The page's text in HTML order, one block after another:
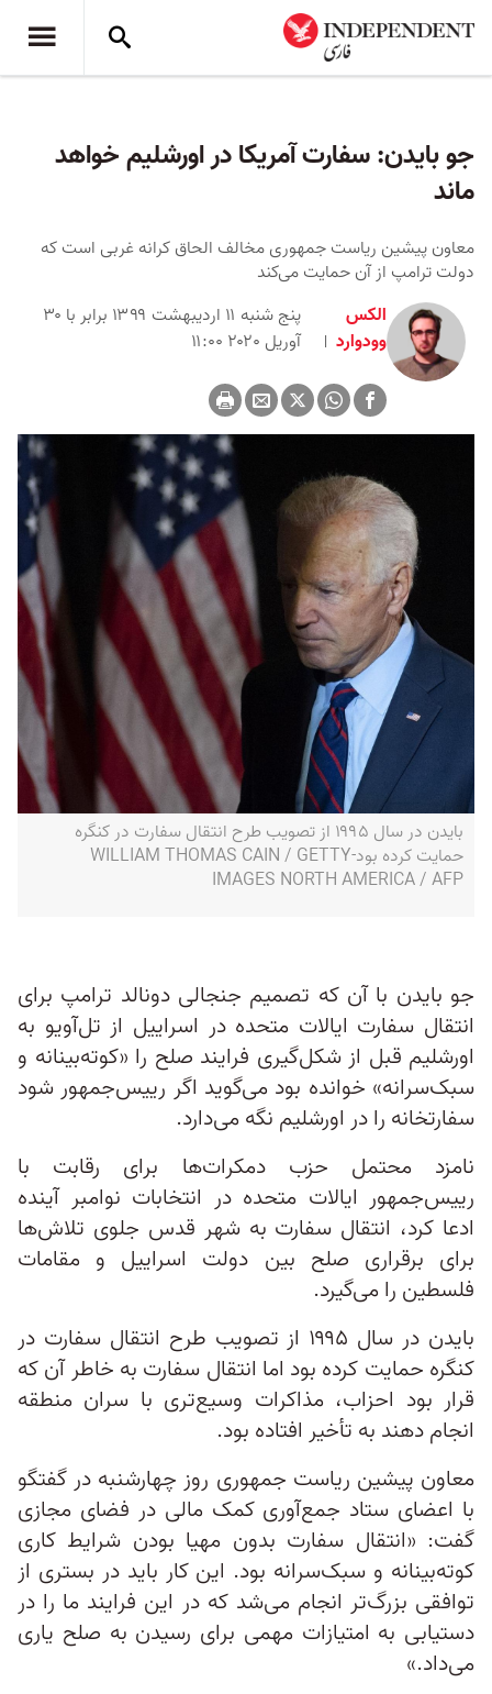
جو بایدن: سفارت آمریکا در اورشلیم خواهد
ماند
معاون پیشین ریاست جمهوری مخالف الحاق کرانه غربی است که
دولت ترامپ از آن حمایت می‌کند
الکس
وودوارد
پنج شنبه ۱۱ اردیبهشت ۱۳۹۹ برابر با ۳۰
آوریل ۲۰۲۰ ۱۱:۰۰
بایدن در سال ۱۹۹۵ از تصویب طرح انتقال سفارت در کنگره
حمایت کرده بود-WILLIAM THOMAS CAIN / GETTY
IMAGES NORTH AMERICA / AFP
جو بایدن با آن که تصمیم جنجالی دونالد ترامپ برای
انتقال سفارت ایالات متحده در اسراییل از تل‌آویو به
اورشلیم قبل از شکل‌گیری فرایند صلح را «کوته‌بینانه و
سبک‌سرانه» خوانده بود می‌گوید اگر رییس‌جمهور شود
سفارتخانه را در اورشلیم نگه می‌دارد.
نامزد محتمل حزب دمکرات‌ها برای رقابت با
رییس‌جمهور ایالات متحده در انتخابات نوامبر آینده
ادعا کرد، انتقال سفارت به شهر قدس جلوی تلاش‌ها
برای برقراری صلح بین دولت اسراییل و مقامات
فلسطین را می‌گیرد.
بایدن در سال ۱۹۹۵ از تصویب طرح انتقال سفارت در
کنگره حمایت کرده بود اما انتقال سفارت به خاطر آن که
قرار بود احزاب، مذاکرات وسیع‌تری با سران منطقه
انجام دهند به تأخیر افتاده بود.
معاون پیشین ریاست جمهوری روز چهارشنبه در گفتگو
با اعضای ستاد جمع‌آوری کمک مالی در فضای مجازی
گفت: «انتقال سفارت بدون مهیا بودن شرایط کاری
کوته‌بینانه و سبک‌سرانه بود. این کار باید در بستری از
توافقی بزرگ‌تر انجام می‌شد که در این فرایند ما را در
دستیابی به امتیازات مهمی برای رسیدن به صلح یاری
می‌داد.»